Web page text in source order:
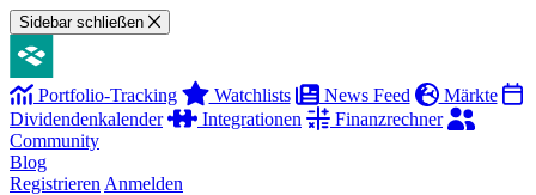
Sidebar schließen
Portfolio-Tracking Watchlists News Feed
Märkte
Dividendenkalender
Integrationen
Finanzrechner
Community
Blog
Registrieren Anmelden